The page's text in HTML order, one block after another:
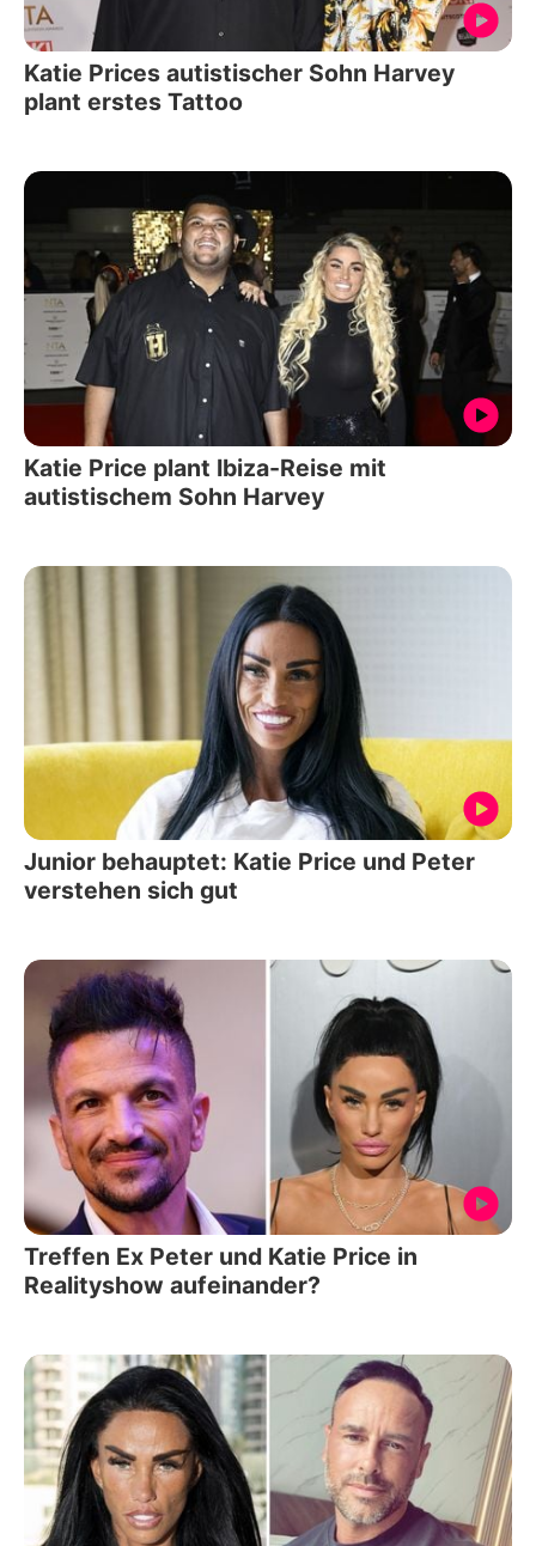
Katie Prices autistischer Sohn Harvey
plant erstes Tattoo
Katie Price plant Ibiza-Reise mit
autistischem Sohn Harvey
Junior behauptet: Katie Price und Peter
verstehen sich gut
Treffen Ex Peter und Katie Price in
Realityshow aufeinander?